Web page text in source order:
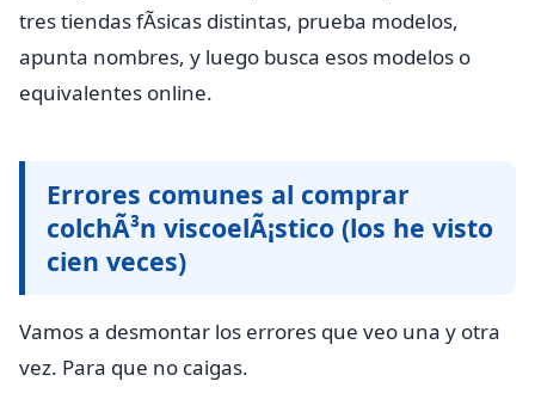
tres tiendas fÃ­sicas distintas, prueba modelos,
apunta nombres, y luego busca esos modelos o
equivalentes online.
Errores comunes al comprar
colchÃ³n viscoelÃ¡stico (los he visto
cien veces)
Vamos a desmontar los errores que veo una y otra
vez. Para que no caigas.